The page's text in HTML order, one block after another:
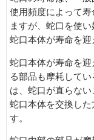
使用頻度によって
ますが、蛇口を使
蛇口本体が寿命を迎
蛇口本体が寿命を
る部品も摩耗して
は、蛇口が直らない
蛇口本体を交換し
す。